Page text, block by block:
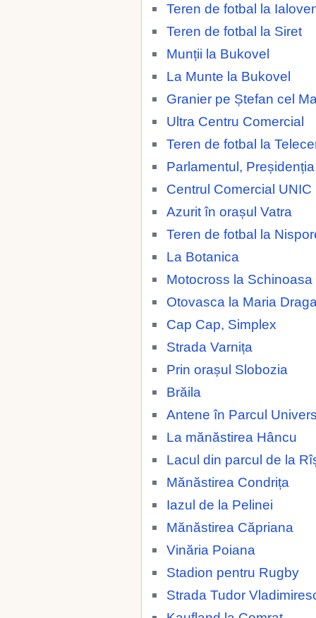
Teren de fotbal la
Teren de fotbal la Siret
Munții la Bukovel
La Munte la Bukovel
Granier pe Ștefan cel
Ultra Centru Comercial
Teren de fotbal la
Parlamentul, Preșidenția
Centrul Comercial UNIC
Azurit în orașul Vatra
Teren de fotbal la
La Botanica
Motocross la Schinoasa
Otovasca la Maria
Cap Cap, Simplex
Strada Varnița
Prin orașul Slobozia
Brăila
Antene în Parcul
La mănăstirea Hâncu
Lacul din parcul de la
Mănăstirea Condrița
Iazul de la Pelinei
Mănăstirea Căpriana
Vinăria Poiana
Stadion pentru Rugby
Strada Tudor